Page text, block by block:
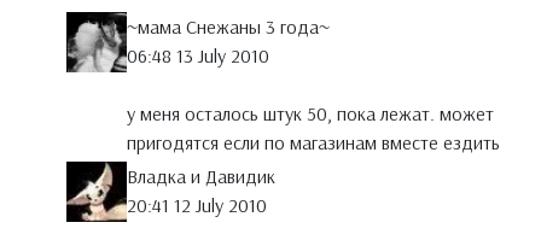
~мама Снежаны 3 года~
06:48 13 July 2010
у меня осталось штук 50, пока лежат. может
пригодятся если по магазинам вместе ездить
Владка и Давидик
20:41 12 July 2010